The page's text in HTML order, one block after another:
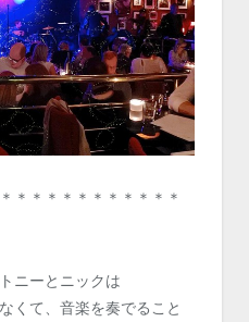
＊＊＊＊＊＊＊＊＊＊＊
ニーとニックは
くて、音楽を奏でること